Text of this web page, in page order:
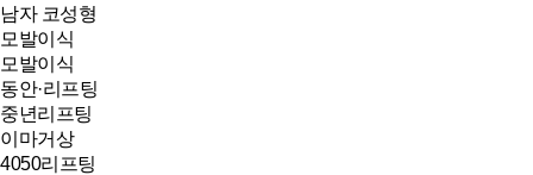
남자 코성형
모발이식
모발이식
동안·리프팅
중년리프팅
이마거상
4050리프팅